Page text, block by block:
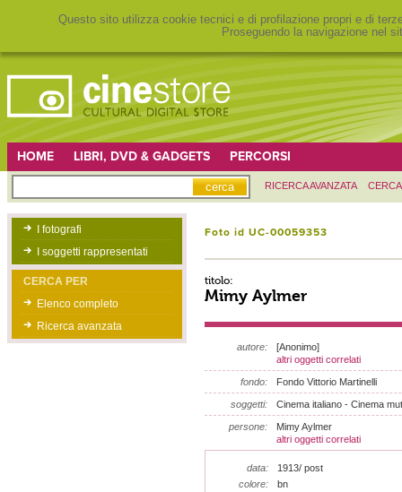
Questo sito utilizza cookie tecnici e di profilazione propri e di
Proseguendo la navigazione nel
HOME LIBRI, DVD & GADGETS PERCORSI
RICERCA AVANZATA
I fotografi
I soggetti rappresentati
CERCA PER
Elenco completo
Ricerca avanzata
Foto id UC-00059353
titolo:
Mimy Aylmer
autore:
[Anonimo]
altri oggetti correlati
fondo: Fondo Vittorio Martinelli
soggetti: Cinema italiano - Cinema
persone:
Mimy Aylmer
altri oggetti correlati
data:
1913/ post
colore:
bn